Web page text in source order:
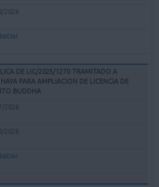
2026
DE LIC/2025/1270 TRAMITADO A
PARA AMPLIACION DE LICENCIA DE
BUDDHA
2026
2026